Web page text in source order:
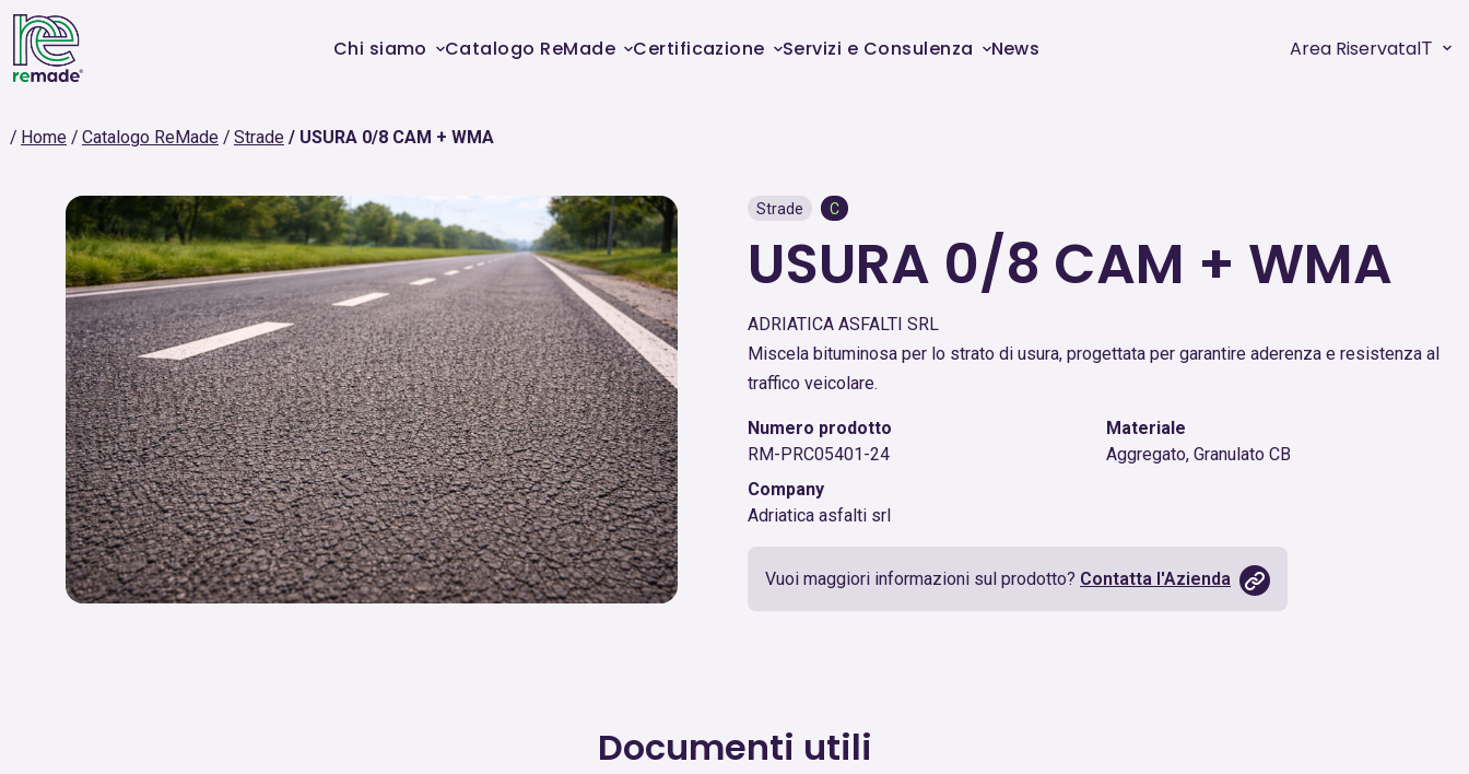
Chi siamo Catalogo ReMade Certificazione Servizi e Consulenza News Area RiservataIT
Home Catalogo ReMade Strade USURA 0/8 CAM + WMA
Strade C
USURA 0/8 CAM + WMA
ADRIATICA ASFALTI SRL
Miscela bituminosa per lo strato di usura, progettata per garantire aderenza e resistenza al
traffico veicolare.
Numero prodotto
RM-PRC05401-24
Materiale
Aggregato, Granulato CB
Company
Adriatica asfalti srl
Vuoi maggiori informazioni sul prodotto? Contatta l'Azienda
Documenti utili